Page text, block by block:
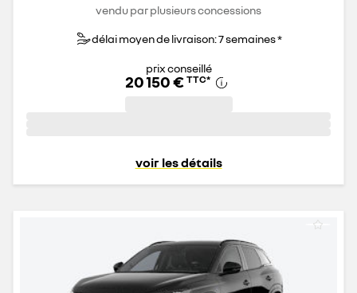
vendu par plusieurs concessions
délai moyen de livraison: 7 semaines *
prix conseillé
20 150 € TTC*
voir les détails